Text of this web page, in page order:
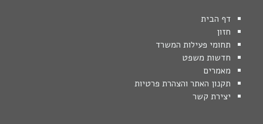
דף הבית
חזון
תחומי פעילות המשרד
חדשות משפט
מאמרים
תקנון האתר והצהרת פרטיות
יצירת קשר